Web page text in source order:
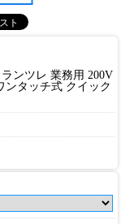
ンツレ 業務用 200V
ンタッチ式 クイック